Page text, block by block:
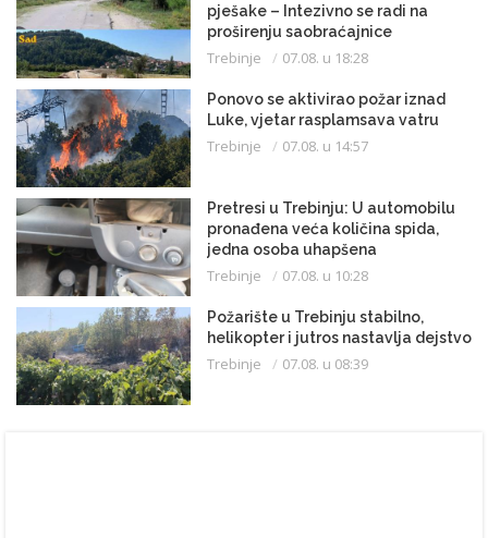
pješake – Intezivno se radi na
proširenju saobraćajnice
Trebinje 07.08. u 18:28
Ponovo se aktivirao požar iznad
Luke, vjetar rasplamsava vatru
Trebinje 07.08. u 14:57
Pretresi u Trebinju: U automobilu
pronađena veća količina spida,
jedna osoba uhapšena
Trebinje 07.08. u 10:28
Požarište u Trebinju stabilno,
helikopter i jutros nastavlja dejstvo
Trebinje 07.08. u 08:39